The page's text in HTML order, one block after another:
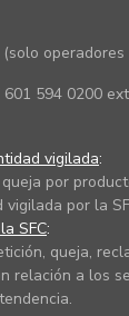
operadores
601 594 0200
vigilada:
por
por la
SFC:
queja,
relación a los